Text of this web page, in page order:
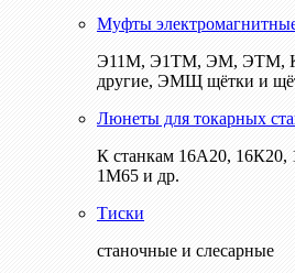
Муфты
Э11М, Э1ТМ, ЭМ, ЭТМ,
другие, ЭМЩ щётки и
Люнеты для токарных
К станкам 16А20,
1М65 и др.
Тиски
станочные и слесарные